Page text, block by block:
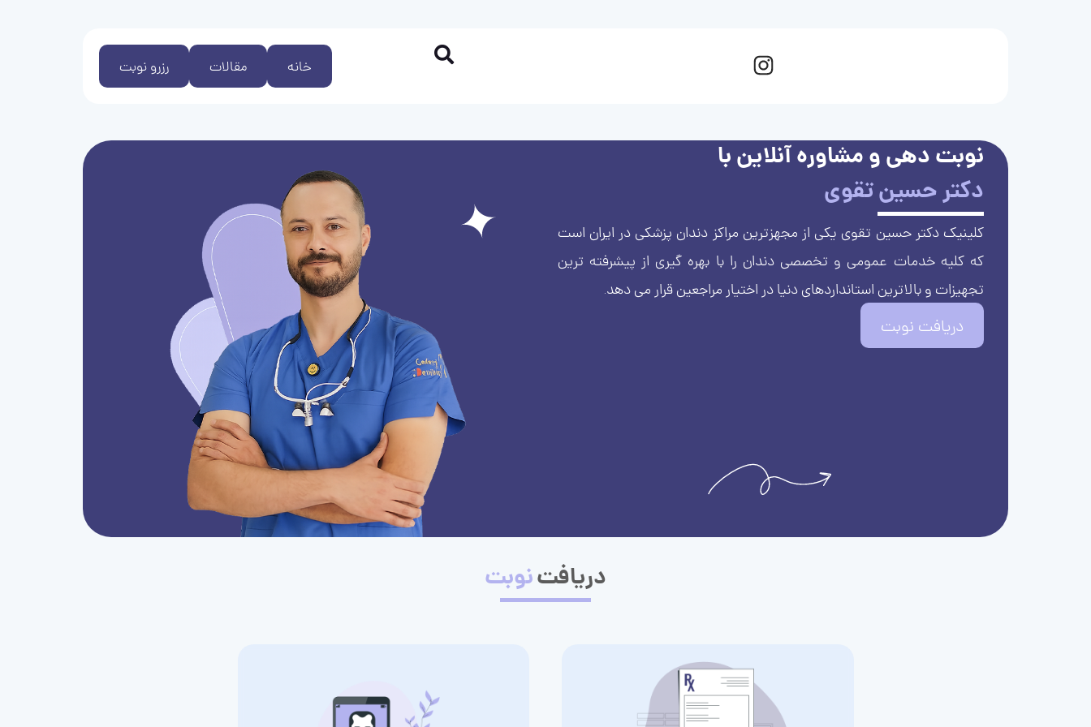
رزرو نوبت مقالات خانه
نوبت دهی و مشاوره آنلاین با
دکتر حسین تقوی
کلینیک دکتر حسین تقوی یکی از مجهزترین مراکز دندان پزشکی در ایران است
که کلیه خدمات عمومی و تخصصی دندان را با بهره گیری از پیشرفته ترین
تجهیزات و بالاترین استانداردهای دنیا در اختیار مراجعین قرار می دهد.
دریافت نوبت
دریافتنوبت